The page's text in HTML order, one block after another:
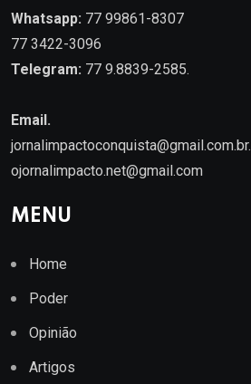
Whatsapp: 77 99861-8307
77 3422-3096
Telegram: 77 9.8839-2585.
Email.
jornalimpactoconquista@gmail.com.br.
ojornalimpacto.net@gmail.com
MENU
Home
Poder
Opinião
Artigos